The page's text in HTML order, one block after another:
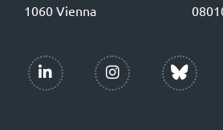
1060 Vienna